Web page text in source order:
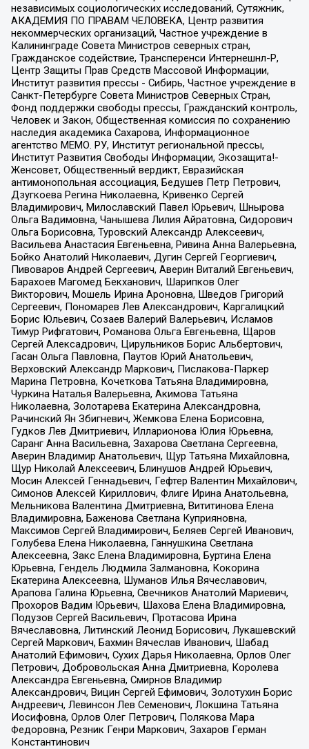
независимых социологических исследований, Сутяжник,
АКАДЕМИЯ ПО ПРАВАМ ЧЕЛОВЕКА, Центр развития
некоммерческих организаций, Частное учреждение в
Калининграде Совета Министров северных стран,
Гражданское содействие, Трансперенси Интернешнл-Р,
Центр Защиты Прав Средств Массовой Информации,
Институт развития прессы - Сибирь, Частное учреждение в
Санкт-Петербурге Совета Министров Северных Стран,
Фонд поддержки свободы прессы, Гражданский контроль,
Человек и Закон, Общественная комиссия по сохранению
наследия академика Сахарова, Информационное
агентство МЕМО. РУ, Институт региональной прессы,
Институт Развития Свободы Информации, Экозащита!-
Женсовет, Общественный вердикт, Евразийская
антимонопольная ассоциация, Бедушев Петр Петрович,
Дзугкоева Регина Николаевна, Кривенко Сергей
Владимирович, Милославский Павел Юрьевич, Шнырова
Ольга Вадимовна, Чанышева Лилия Айратовна, Сидорович
Ольга Борисовна, Туровский Александр Алексеевич,
Васильева Анастасия Евгеньевна, Ривина Анна Валерьевна,
Бойко Анатолий Николаевич, Дугин Сергей Георгиевич,
Пивоваров Андрей Сергеевич, Аверин Виталий Евгеньевич,
Барахоев Магомед Бекханович, Шарипков Олег
Викторович, Мошель Ирина Ароновна, Шведов Григорий
Сергеевич, Пономарев Лев Александрович, Каргалицкий
Борис Юльевич, Созаев Валерий Валерьевич, Исламов
Тимур Рифгатович, Романова Ольга Евгеньевна, Щаров
Сергей Алексадрович, Цирульников Борис Альбертович,
Гасан Ольга Павловна, Паутов Юрий Анатольевич,
Верховский Александр Маркович, Пислакова-Паркер
Марина Петровна, Кочеткова Татьяна Владимировна,
Чуркина Наталья Валерьевна, Акимова Татьяна
Николаевна, Золотарева Екатерина Александровна,
Рачинский Ян Збигневич, Жемкова Елена Борисовна,
Гудков Лев Дмитриевич, Илларионова Юлия Юрьевна,
Саранг Анна Васильевна, Захарова Светлана Сергеевна,
Аверин Владимир Анатольевич, Щур Татьяна Михайловна,
Щур Николай Алексеевич, Блинушов Андрей Юрьевич,
Мосин Алексей Геннадьевич, Гефтер Валентин Михайлович,
Симонов Алексей Кириллович, Флиге Ирина Анатольевна,
Мельникова Валентина Дмитриевна, Вититинова Елена
Владимировна, Баженова Светлана Куприяновна,
Максимов Сергей Владимирович, Беляев Сергей Иванович,
Голубева Елена Николаевна, Ганнушкина Светлана
Алексеевна, Закс Елена Владимировна, Буртина Елена
Юрьевна, Гендель Людмила Залмановна, Кокорина
Екатерина Алексеевна, Шуманов Илья Вячеславович,
Арапова Галина Юрьевна, Свечников Анатолий Мариевич,
Прохоров Вадим Юрьевич, Шахова Елена Владимировна,
Подузов Сергей Васильевич, Протасова Ирина
Вячеславовна, Литинский Леонид Борисович, Лукашевский
Сергей Маркович, Бахмин Вячеслав Иванович, Шабад
Анатолий Ефимович, Сухих Дарья Николаевна, Орлов Олег
Петрович, Добровольская Анна Дмитриевна, Королева
Александра Евгеньевна, Смирнов Владимир
Александрович, Вицин Сергей Ефимович, Золотухин Борис
Андреевич, Левинсон Лев Семенович, Локшина Татьяна
Иосифовна, Орлов Олег Петрович, Полякова Мара
Федоровна, Резник Генри Маркович, Захаров Герман
Константинович